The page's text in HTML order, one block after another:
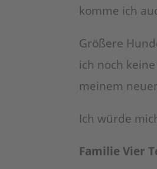
komme ich
Größere
ich noch
meinem
Ich würde
Familie Vier